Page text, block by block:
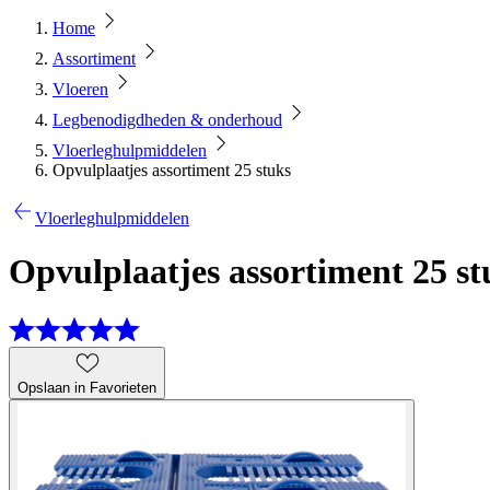
Home
Assortiment
Vloeren
Legbenodigdheden & onderhoud
Vloerleghulpmiddelen
Opvulplaatjes assortiment 25 stuks
Vloerleghulpmiddelen
Opvulplaatjes assortiment 25
Opslaan in Favorieten